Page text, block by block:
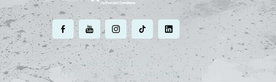
. . . . .
MOST POWERFUL
AUTOCAD ADD-ONON EARTH